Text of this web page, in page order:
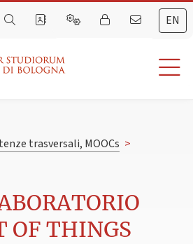
EN
trasversali, MOOCs >
OF THINGS